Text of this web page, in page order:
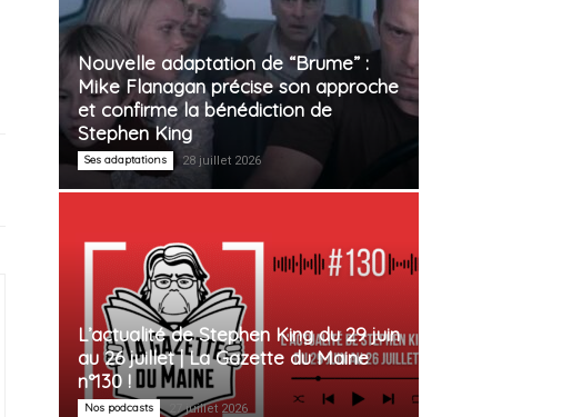
Nouvelle adaptation de “Brume” :
Mike Flanagan précise son approche
et confirme la bénédiction de
Stephen King
Ses adaptations 28 juillet 2026
L’actualité de Stephen King du 29 juin
au 26 juillet | La Gazette du Maine
n°130 !
Nos podcasts 27 juillet 2026